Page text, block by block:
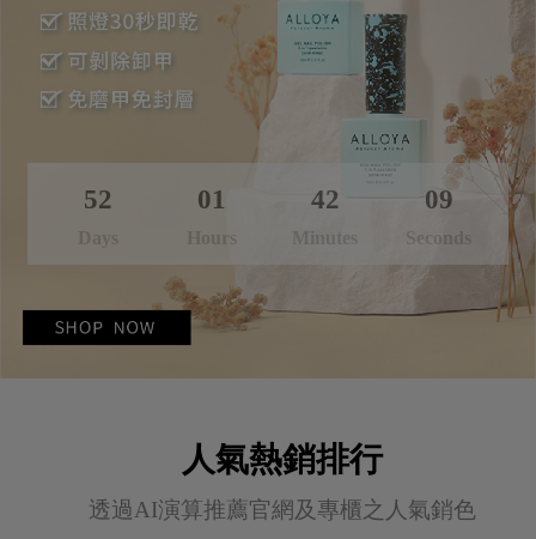
52 01 42
Minutes
07
Seconds
人氣熱銷排行
透過AI演算推薦官網及專櫃之人氣銷色